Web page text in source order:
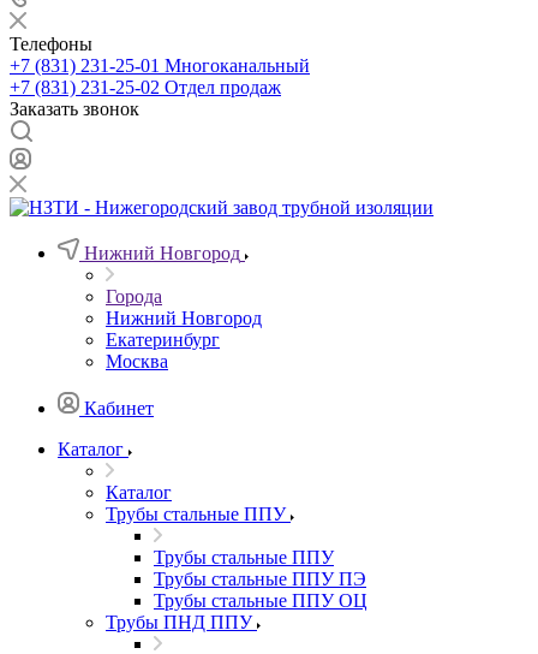
Телефоны
+7 (831) 231-25-01 Многоканальный
+7 (831) 231-25-02 Отдел продаж
Заказать звонок
Нижний Новгород
Города
Нижний Новгород
Екатеринбург
Москва
Кабинет
Каталог
Каталог
Трубы стальные ППУ
Трубы стальные ППУ
Трубы стальные ППУ ПЭ
Трубы стальные ППУ ОЦ
Трубы ПНД ППУ